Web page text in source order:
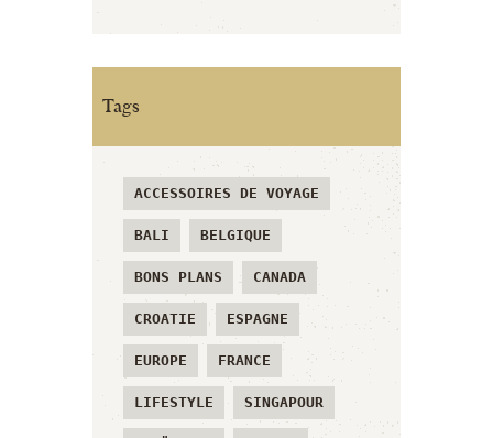
Tags
ACCESSOIRES DE VOYAGE
BALI BELGIQUE
BONS PLANS CANADA
CROATIE ESPAGNE
EUROPE FRANCE
LIFESTYLE SINGAPOUR